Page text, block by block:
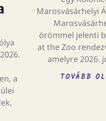
a
Marosvásárhelyi
örömmel jelenti
at the Zoo
amelyre 2026.
TOVÁBB